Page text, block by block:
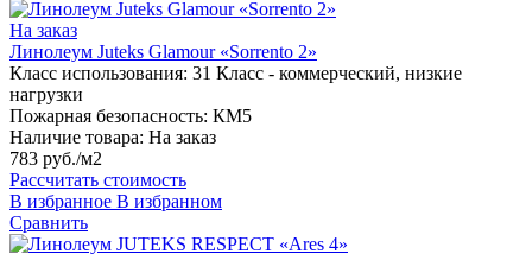
На заказ
Линолеум Juteks Glamour «Sorrento 2»
Класс использования: 31 Класс - коммерческий, низкие
нагрузки
Пожарная безопасность: КМ5
Наличие товара: На заказ
783 руб./м2
Рассчитать стоимость
В избранное В избранном
Сравнить